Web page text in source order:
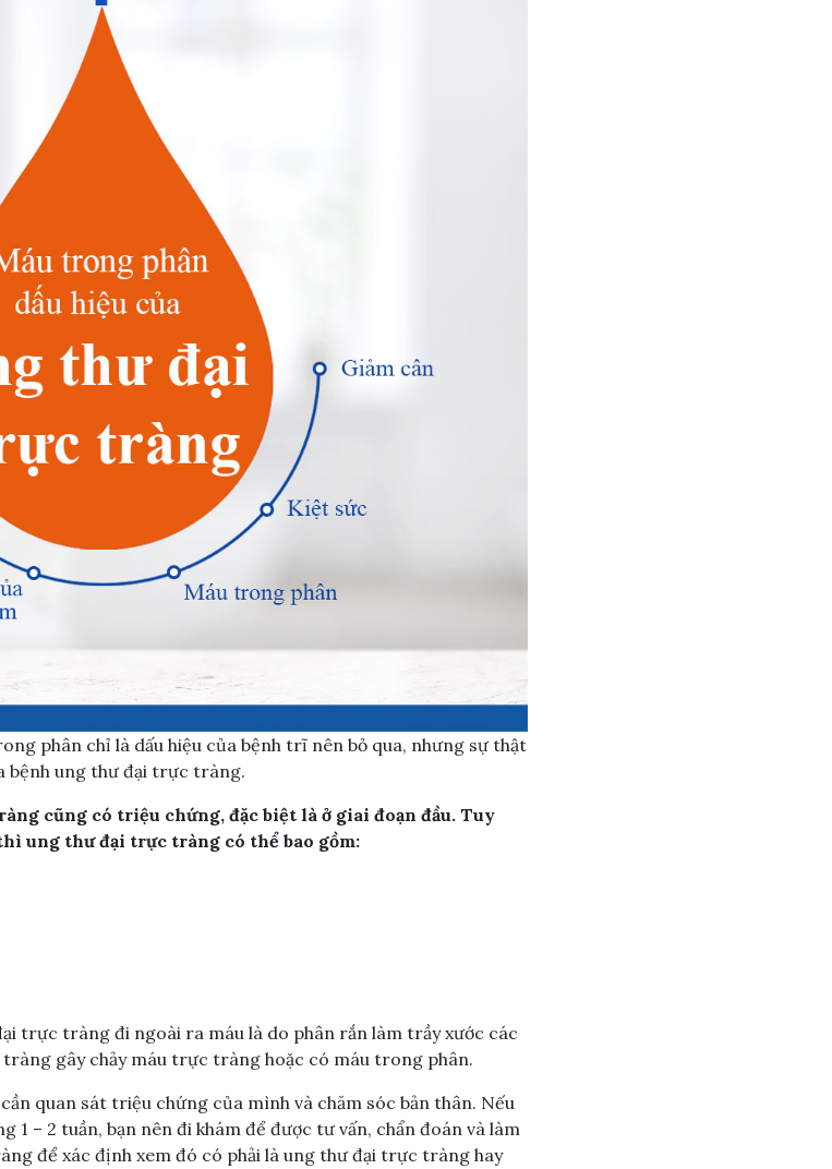
phân chỉ là dấu hiệu của bệnh trĩ nên bỏ qua, nhưng sự thật
bệnh ung thư đại trực tràng.
cũng có triệu chứng, đặc biệt là ở giai đoạn đầu. Tuy
ung thư đại trực tràng có thể bao gồm:
trực tràng đi ngoài ra máu là do phân rắn làm trầy xước các
gây chảy máu trực tràng hoặc có máu trong phân.
quan sát triệu chứng của mình và chăm sóc bản thân. Nếu
– 2 tuần, bạn nên đi khám để được tư vấn, chẩn đoán và làm
để xác định xem đó có phải là ung thư đại trực tràng hay